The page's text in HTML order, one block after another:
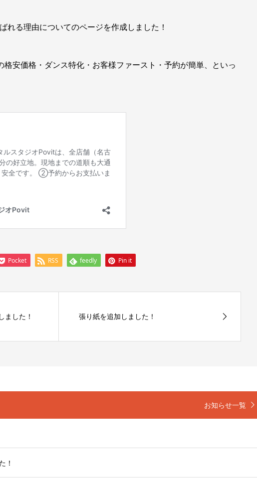
れる理由についてのページを作成しました！
安価格・ダンス特化・お客様ファースト・予約が簡単、といっ
Pocket RSS feedly Pin it
ました！ 張り紙を追加しました！
お知らせ一覧
！